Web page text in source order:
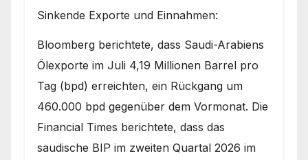
Sinkende Exporte und Einnahmen:
Bloomberg berichtete, dass Saudi-Arabiens
Ölexporte im Juli 4,19 Millionen Barrel pro
Tag (bpd) erreichten, ein Rückgang um
460.000 bpd gegenüber dem Vormonat. Die
Financial Times berichtete, dass das
saudische BIP im zweiten Quartal 2026 im